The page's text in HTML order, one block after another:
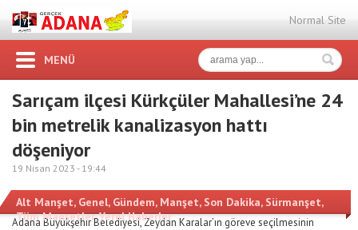
Normal Site
MENÜ
Sarıçam ilçesi Kürkçüler Mahallesi’ne 24
bin metrelik kanalizasyon hattı
döşeniyor
19 Nisan 2023 - 19:44
Alt Manşet, Genel, Gündem, Manşet, Son Dakika, Sürmanşet,
Tüm Manşetler,Yerel Haberler
Adana Büyükşehir Belediyesi, Zeydan Karalar’ın göreve seçilmesinin